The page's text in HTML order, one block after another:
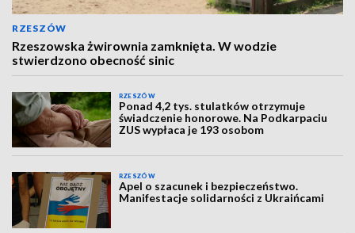
RZESZÓW
Rzeszowska żwirownia zamknięta. W wodzie
stwierdzono obecność sinic
RZESZÓW
Ponad 4,2 tys. stulatków otrzymuje
świadczenie honorowe. Na Podkarpaciu
ZUS wypłaca je 193 osobom
RZESZÓW
Apel o szacunek i bezpieczeństwo.
Manifestacje solidarności z Ukraińcami